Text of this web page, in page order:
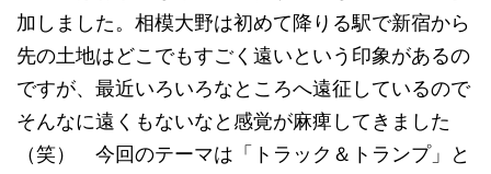
加しました。相模大野は初めて降りる駅で新宿から
先の土地はどこでもすごく遠いという印象があるの
ですが、最近いろいろなところへ遠征しているので
そんなに遠くもないなと感覚が麻痺してきました
（笑） 今回のテーマは「トラック＆トランプ」と